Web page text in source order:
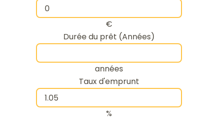
€
Durée du prêt (Années)
années
Taux d'emprunt
%